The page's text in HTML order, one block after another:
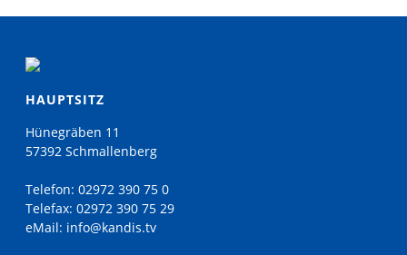
HAUPTSITZ
Hünegräben 11
57392 Schmallenberg
Telefon: 02972 390 75 0
Telefax: 02972 390 75 29
eMail: info@kandis.tv